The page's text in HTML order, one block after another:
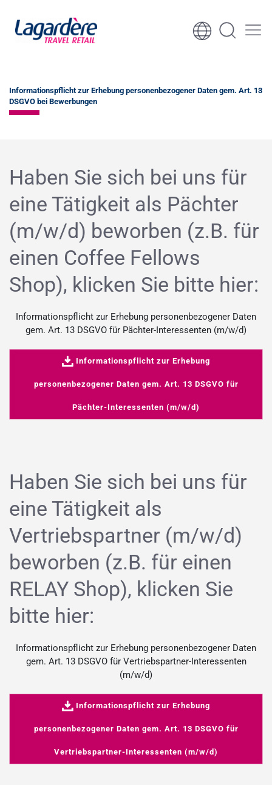
Zum Inhalt springen
Informationspflicht zur Erhebung personenbezogener Daten gem. Art. 13
DSGVO bei Bewerbungen
Haben Sie sich bei uns für
eine Tätigkeit als Pächter
(m/w/d) beworben (z.B. für
einen Coffee Fellows
Shop), klicken Sie bitte hier:
Informationspflicht zur Erhebung personenbezogener Daten
gem. Art. 13 DSGVO für Pächter-Interessenten (m/w/d)
Informationspflicht zur Erhebung
personenbezogener Daten gem. Art. 13 DSGVO für
Pächter-Interessenten (m/w/d)
Haben Sie sich bei uns für
eine Tätigkeit als
Vertriebspartner (m/w/d)
beworben (z.B. für einen
RELAY Shop), klicken Sie
bitte hier:
Informationspflicht zur Erhebung personenbezogener Daten
gem. Art. 13 DSGVO für Vertriebspartner-Interessenten
(m/w/d)
Informationspflicht zur Erhebung
personenbezogener Daten gem. Art. 13 DSGVO für
Vertriebspartner-Interessenten (m/w/d)